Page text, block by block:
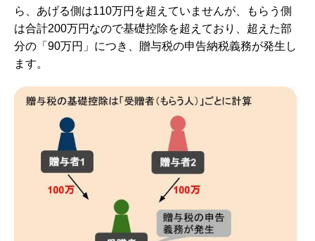
ら、あげる側は110万円を超えていませんが、もらう側
は合計200万円なので基礎控除を超えており、超えた部
分の「90万円」につき、贈与税の申告納税義務が発生し
ます。